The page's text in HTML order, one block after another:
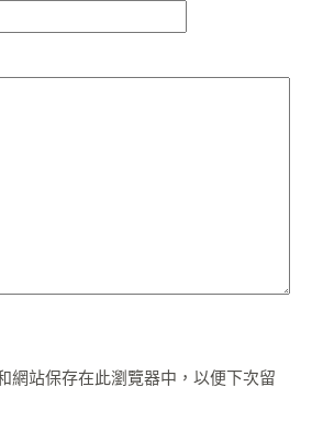
網站保存在此瀏覽器中，以便下次留